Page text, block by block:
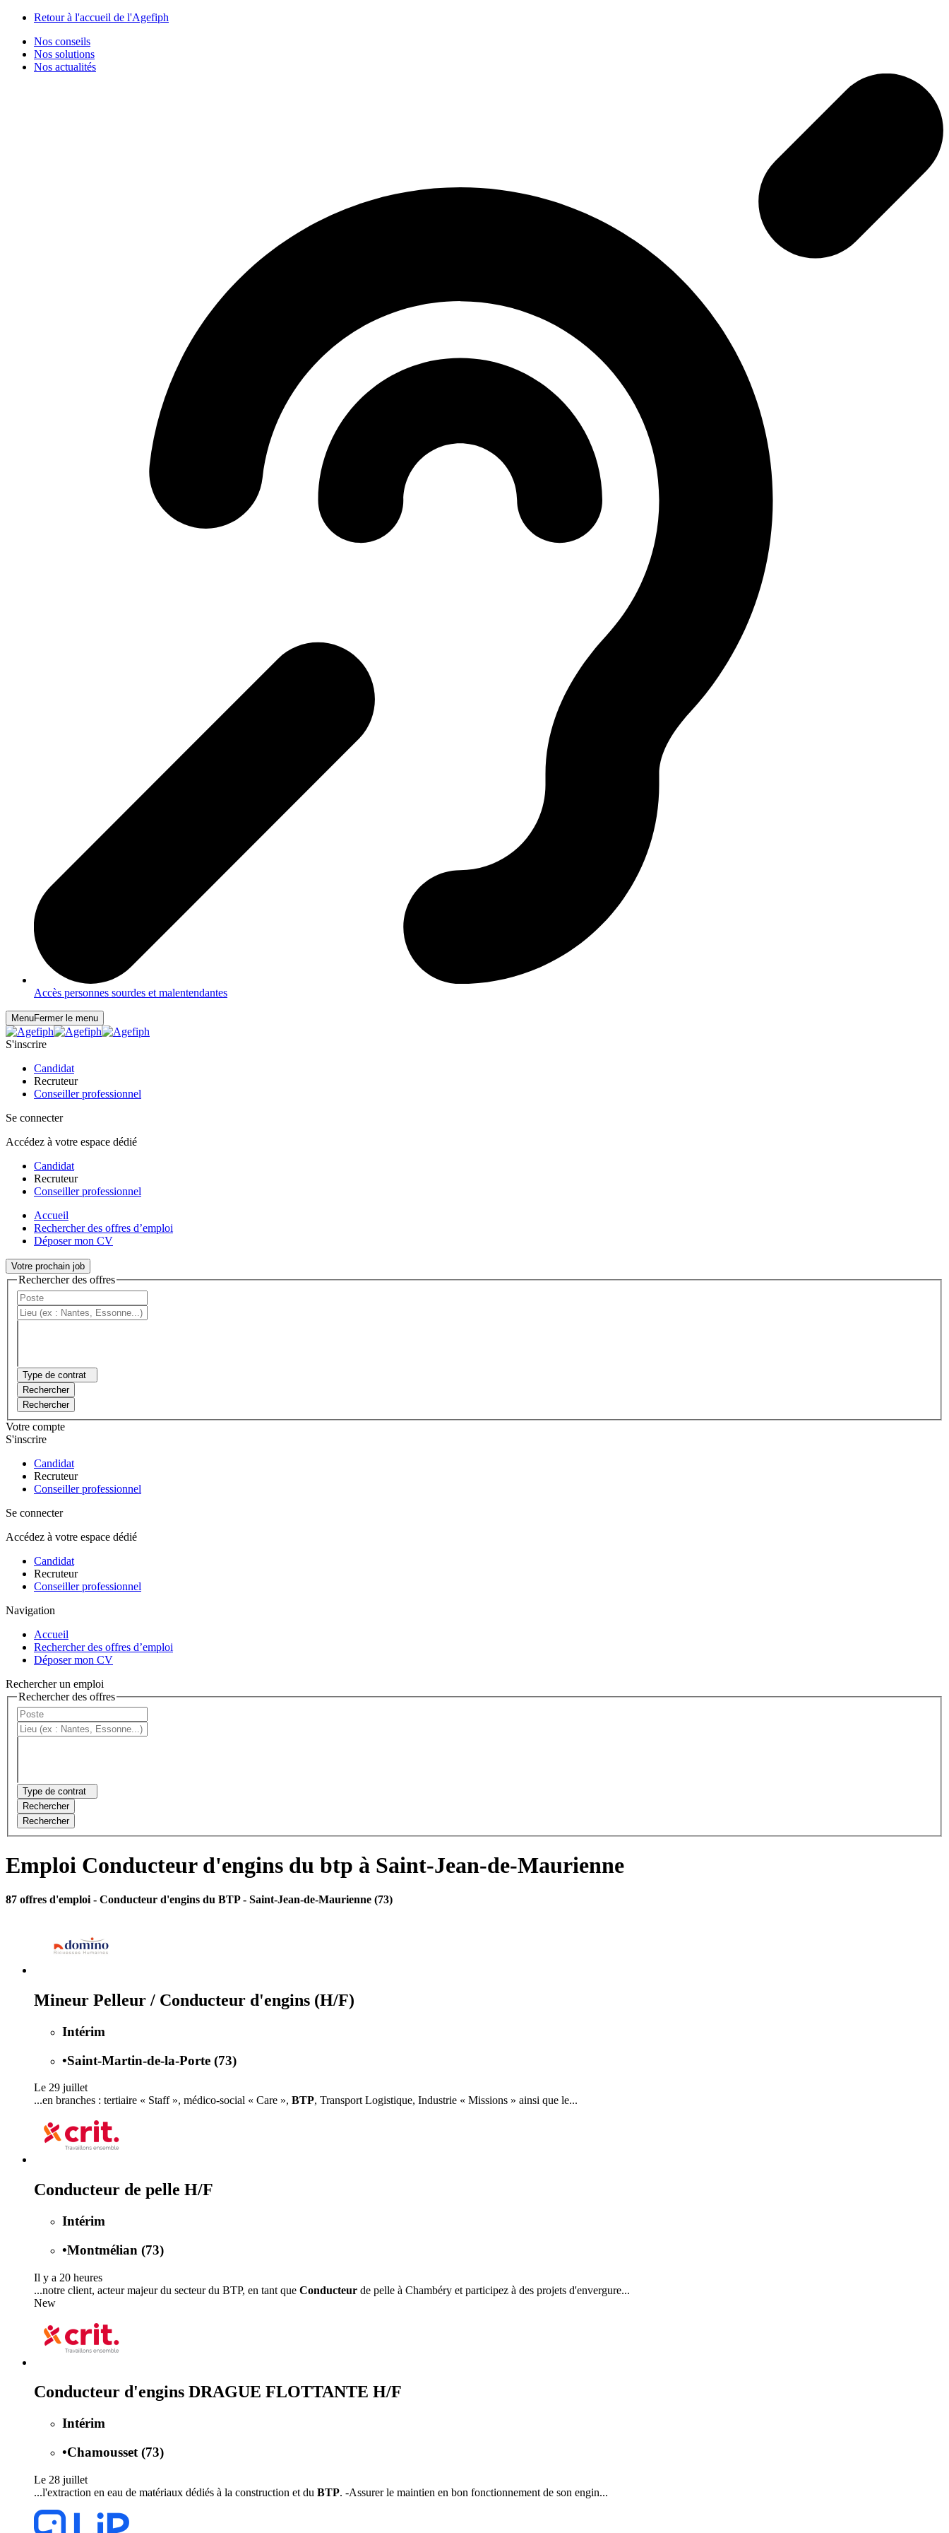
Retour à l'accueil de l'Agefiph
Nos conseils
Nos solutions
Nos actualités
Accès personnes sourdes et malentendantes
MenuFermer le menu
S'inscrire
Candidat
Recruteur
Conseiller professionnel
Se connecter
Accédez à votre espace dédié
Candidat
Recruteur
Conseiller professionnel
Accueil
Rechercher des offres d’emploi
Déposer mon CV
Votre prochain job
Rechercher des offres
Type de contrat
Rechercher
Rechercher
Votre compte
S'inscrire
Candidat
Recruteur
Conseiller professionnel
Se connecter
Accédez à votre espace dédié
Candidat
Recruteur
Conseiller professionnel
Navigation
Accueil
Rechercher des offres d’emploi
Déposer mon CV
Rechercher un emploi
Rechercher des offres
Type de contrat
Rechercher
Rechercher
Emploi Conducteur d'engins du btp à Saint-Jean-de-Maurienne
87 offres d'emploi - Conducteur d'engins du BTP - Saint-Jean-de-Maurienne (73)
Mineur Pelleur / Conducteur d'engins (H/F)
Intérim
•Saint-Martin-de-la-Porte (73)
Le 29 juillet
...en branches : tertiaire « Staff », médico-social « Care », BTP, Transport Logistique, Industrie « Missions » ainsi que le...
Conducteur de pelle H/F
Intérim
•Montmélian (73)
Il y a 20 heures
...notre client, acteur majeur du secteur du BTP, en tant que Conducteur de pelle à Chambéry et participez à des projets d'envergure...
New
Conducteur d'engins DRAGUE FLOTTANTE H/F
Intérim
•Chamousset (73)
Le 28 juillet
...l'extraction en eau de matériaux dédiés à la construction et du BTP. -Assurer le maintien en bon fonctionnement de son engin...